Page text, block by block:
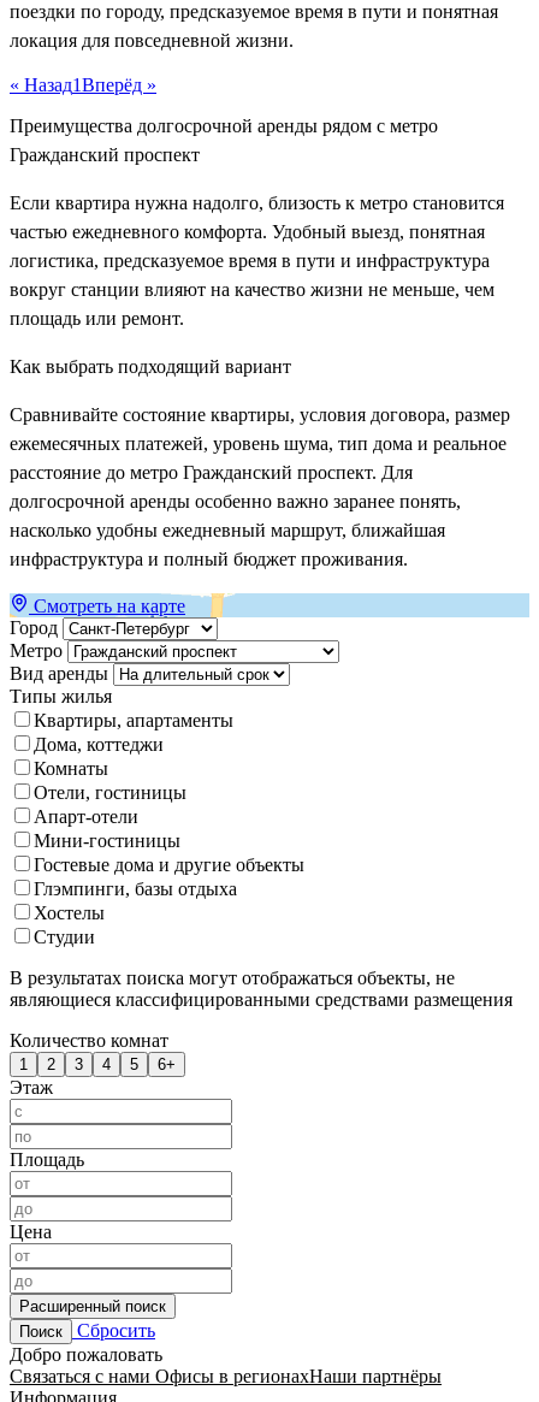
поездки по городу, предсказуемое время в пути и понятная
локация для повседневной жизни.
« Назад1Вперёд »
Преимущества долгосрочной аренды рядом с метро
Гражданский проспект
Если квартира нужна надолго, близость к метро становится
частью ежедневного комфорта. Удобный выезд, понятная
логистика, предсказуемое время в пути и инфраструктура
вокруг станции влияют на качество жизни не меньше, чем
площадь или ремонт.
Как выбрать подходящий вариант
Сравнивайте состояние квартиры, условия договора, размер
ежемесячных платежей, уровень шума, тип дома и реальное
расстояние до метро Гражданский проспект. Для
долгосрочной аренды особенно важно заранее понять,
насколько удобны ежедневный маршрут, ближайшая
инфраструктура и полный бюджет проживания.
Смотреть на карте
Город
Метро
Вид аренды
Типы жилья
Квартиры, апартаменты
Дома, коттеджи
Комнаты
Отели, гостиницы
Апарт-отели
Мини-гостиницы
Гостевые дома и другие объекты
Глэмпинги, базы отдыха
Хостелы
Студии
В результатах поиска могут отображаться объекты, не
являющиеся классифицированными средствами размещения
Количество комнат
1 2 3 4 5 6+
Этаж
Площадь
Цена
Расширенный поиск
Поиск
Сбросить
Добро пожаловать
Связаться с нами Офисы в регионахНаши партнёры